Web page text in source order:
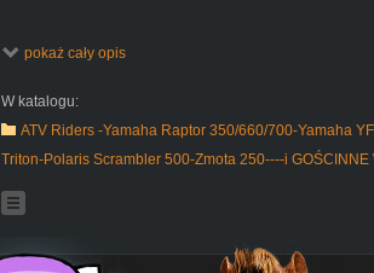
Uwaga! Powyższe sceny filmowe są zmontowane za
licznikach są zawyżone. Unoszenie w czasie jazdy
łąkach i lasach to efekt komputerowy.
pokaż cały opis
W katalogu:
ATV Riders -Yamaha Raptor 350/660/700-Yamaha
Triton-Polaris Scrambler 500-Zmota 250----i GOŚCINNE